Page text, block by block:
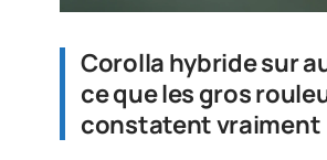
Corolla hybride sur
ce que les gros
constatent vraiment